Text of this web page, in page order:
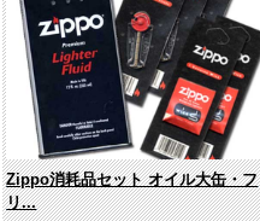
Zippo消耗品セット オイル大缶・フ
リ...